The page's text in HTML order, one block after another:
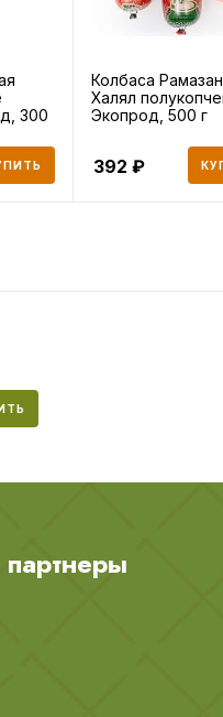
300
Колбаса Рамазан
Халял
Экопрод, 500 г
392